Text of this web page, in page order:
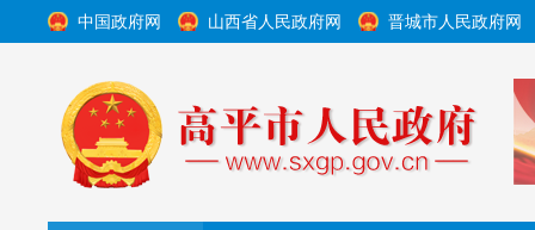
中国政府网 山西省人民政府网 晋城市人民政府网